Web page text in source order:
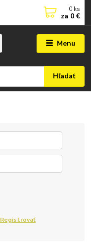
Menu
Hľadať
0 ks
za 0 €
Registrovať